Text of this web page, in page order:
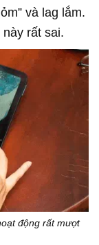
và lag lắm.
rất sai.
động rất mượt